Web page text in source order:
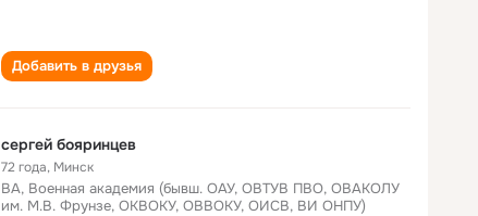
Добавить в друзья
сергей бояринцев
72 года, Минск
ВА, Военная академия (бывш. ОАУ, ОВТУВ ПВО, ОВАКОЛУ
им. М.В. Фрунзе, ОКВОКУ, ОВВОКУ, ОИСВ, ВИ ОНПУ)